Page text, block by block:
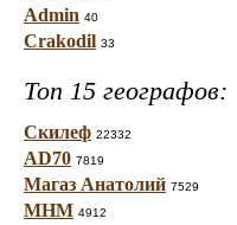
Admin 40
Crakodil 33
Топ 15 географов:
Скилеф 22332
AD70 7819
Магаз Анатолий 7529
МНМ 4912